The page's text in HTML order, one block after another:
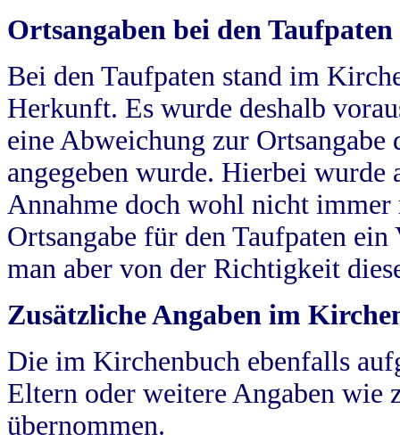
Ortsangaben bei den Taufpaten
Bei den Taufpaten stand im
Herkunft. Es wurde deshalb
eine Abweichung zur
angegeben wurde. Hierbei wurde
Annahme doch wohl nicht
Ortsangabe für den Taufpaten
man aber von der Richtigkeit
Zusätzliche Angaben im
Die im Kirchenbuch ebenfalls
Eltern oder weitere Angaben wie
übernommen.